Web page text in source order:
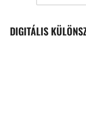
DIGITÁLIS